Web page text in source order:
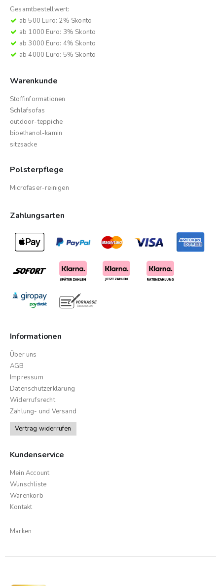
Gesamtbestellwert:
ab 500 Euro: 2% Skonto
ab 1000 Euro: 3% Skonto
ab 3000 Euro: 4% Skonto
ab 4000 Euro: 5% Skonto
Warenkunde
Stoffinformationen
Schlafsofas
outdoor-teppiche
bioethanol-kamin
sitzsacke
Polsterpflege
Microfaser-reinigen
Zahlungsarten
Informationen
Über uns
AGB
Impressum
Datenschutzerklärung
Widerrufsrecht
Zahlung- und Versand
Vertrag widerrufen
Kundenservice
Mein Account
Wunschliste
Warenkorb
Kontakt
Marken